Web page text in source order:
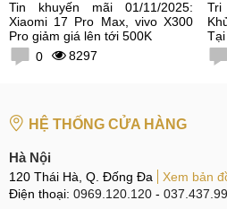
Tin khuyến mãi 01/11/2025:
Xiaomi 17 Pro Max, vivo X300
Pro giảm giá lên tới 500K
0
8297
HỆ THỐNG CỬA HÀNG
Hà Nội
120 Thái Hà, Q. Đống Đa
Xem bản
Điện thoại: 0969.120.120 -